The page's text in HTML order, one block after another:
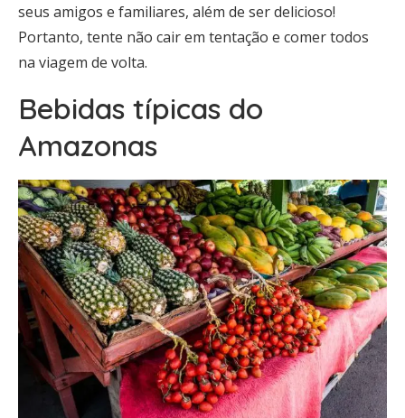
seus amigos e familiares, além de ser delicioso!
Portanto, tente não cair em tentação e comer todos
na viagem de volta.
Bebidas típicas do
Amazonas